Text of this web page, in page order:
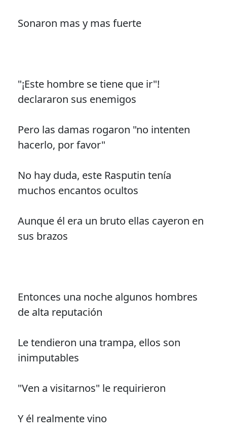
Sonaron mas y mas fuerte
"¡Este hombre se tiene que ir"!
declararon sus enemigos
Pero las damas rogaron "no intenten
hacerlo, por favor"
No hay duda, este Rasputin tenía
muchos encantos ocultos
Aunque él era un bruto ellas cayeron en
sus brazos
Entonces una noche algunos hombres
de alta reputación
Le tendieron una trampa, ellos son
inimputables
"Ven a visitarnos" le requirieron
Y él realmente vino